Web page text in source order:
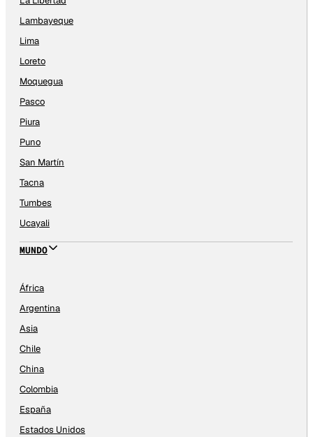
Lambayeque
Lima
Loreto
Moquegua
Pasco
Piura
Puno
San Martín
Tacna
Tumbes
Ucayali
MUNDO
África
Argentina
Asia
Chile
China
Colombia
España
Estados Unidos